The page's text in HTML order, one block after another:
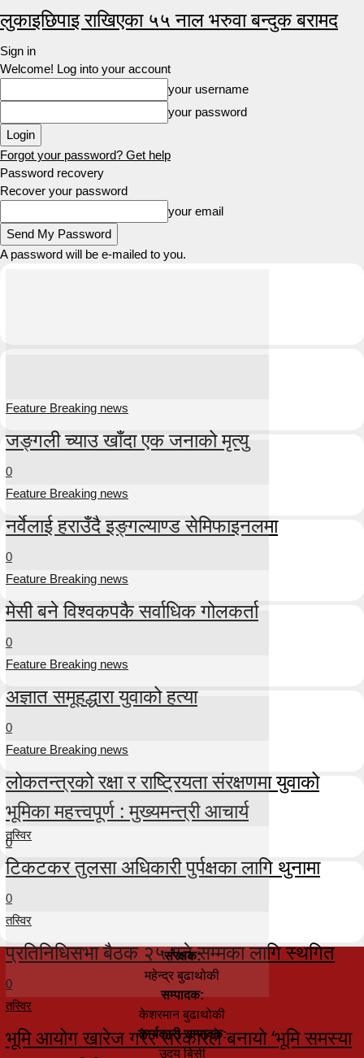
लुकाइछिपाइ राखिएका ५५ नाल भरुवा बन्दुक बरामद
Sign in
Welcome! Log into your account
your username
your password
Forgot your password? Get help
Password recovery
Recover your password
your email
A password will be e-mailed to you.
Feature Breaking news
जङ्गली च्याउ खाँदा एक जनाको मृत्यु
0
Feature Breaking news
नर्वेलाई हराउँदै इङ्गल्याण्ड सेमिफाइनलमा
0
Feature Breaking news
मेसी बने विश्वकपकै सर्वाधिक गोलकर्ता
0
Feature Breaking news
अज्ञात समूहद्धारा युवाको हत्या
0
Feature Breaking news
लोकतन्त्रको रक्षा र राष्ट्रियता संरक्षणमा युवाको
भूमिका महत्त्वपूर्ण : मुख्यमन्त्री आचार्य
0
तस्विर
टिकटकर तुलसा अधिकारी पुर्पक्षका लागि थुनामा
0
तस्विर
प्रतिनिधिसभा बैठक २५ गते सम्मका लागि स्थगित
0
तस्विर
भूमि आयोग खारेज गरेर सरकारले बनायो ‘भूमि समस्या
संरक्षक:
महेन्द्र बुढाथोकी
सम्पादक:
केशरमान बुढाथोकी
कार्यकारी सम्पादक:
उदय बिसी